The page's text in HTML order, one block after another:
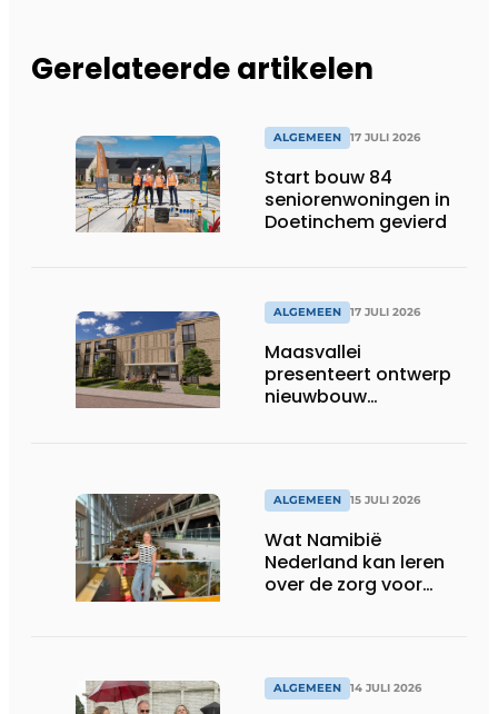
Gerelateerde artikelen
ALGEMEEN 17 JULI 2026
Start bouw 84
seniorenwoningen in
Doetinchem gevierd
ALGEMEEN 17 JULI 2026
Maasvallei
presenteert ontwerp
nieuwbouw
ALGEMEEN 15 JULI 2026
Wat Namibië
Nederland kan leren
over de zorg voor
ALGEMEEN 14 JULI 2026